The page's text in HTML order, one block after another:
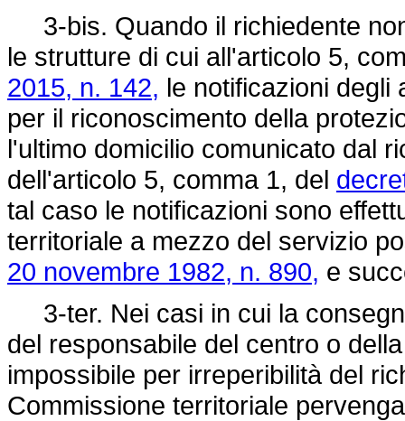
3-bis. Quando il richiedente
le strutture di cui all'articolo 5,
2015, n. 142, le notificazioni degli
per il riconoscimento della
l'ultimo domicilio comunicato dal
dell'articolo 5, comma 1, del
tal caso le notificazioni sono
territoriale a mezzo del servizio
20 novembre 1982, n. 890, e
3-ter. Nei casi in cui la
del responsabile del centro o
impossibile per irreperibilità del
Commissione territoriale